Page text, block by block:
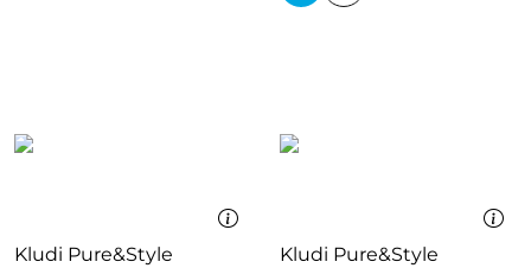
Kludi Pure&Style
Kludi Pure&Style